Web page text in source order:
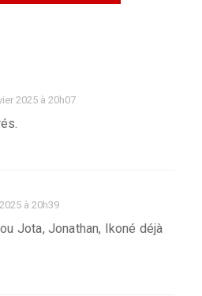
2025 à 20h07
à 20h39
Jota, Jonathan, Ikoné déjà